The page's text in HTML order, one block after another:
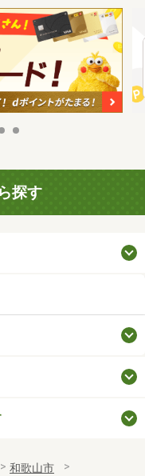
探す
和歌山市